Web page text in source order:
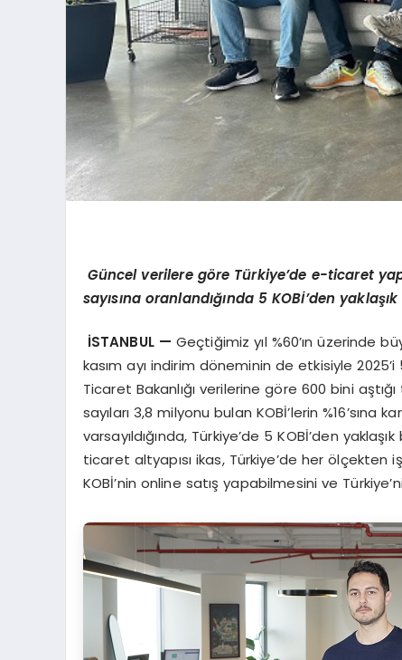
Güncel verilere göre Türkiye’de e-ticaret
sayısına oranlandığında 5 KOBİ’den yaklaşık
İSTANBUL — Geçtiğimiz yıl %60’ın üzerinde
kasım ayı indirim döneminin de etkisiyle
Ticaret Bakanlığı verilerine göre 600 bini
sayıları 3,8 milyonu bulan KOBİ’lerin
varsayıldığında, Türkiye’de 5 KOBİ’den
ticaret altyapısı ikas, Türkiye’de her
KOBİ’nin online satış yapabilmesini ve